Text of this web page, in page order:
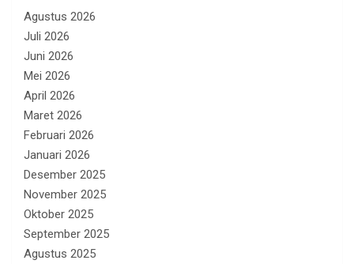
Agustus 2026
Juli 2026
Juni 2026
Mei 2026
April 2026
Maret 2026
Februari 2026
Januari 2026
Desember 2025
November 2025
Oktober 2025
September 2025
Agustus 2025